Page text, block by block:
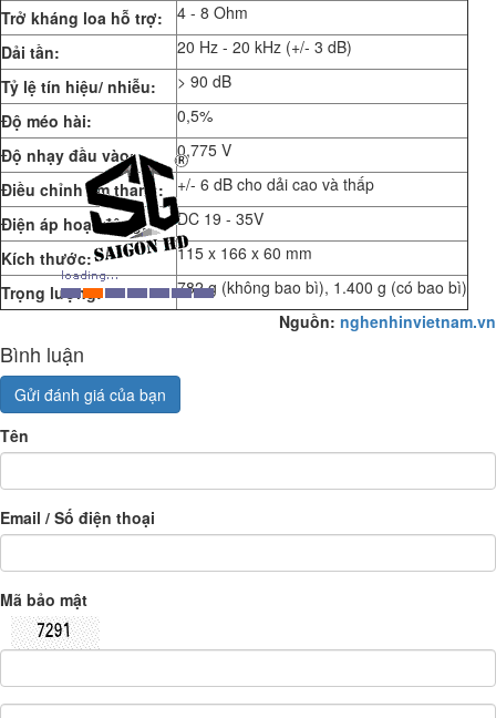
Trở kháng loa hỗ trợ:
4 - 8 Ohm
Dải tần:
20 Hz - 20 kHz (+/- 3 dB)
Tỷ lệ tín hiệu/ nhiễu:
> 90 dB
Độ méo hài:
0,5%
Độ nhạy đầu vào:
0,775 V
Điều chỉnh âm thanh:
+/- 6 dB cho dải cao và thấp
Điện áp hoạt động:
DC 19 - 35V
Kích thước:
115 x 166 x 60 mm
Trọng lượng:
782 g (không bao bì), 1.400 g (có bao bì)
Nguồn: nghenhinvietnam.vn
Bình luận
Gửi đánh giá của bạn
Tên
Email / Số điện thoại
Mã bảo mật